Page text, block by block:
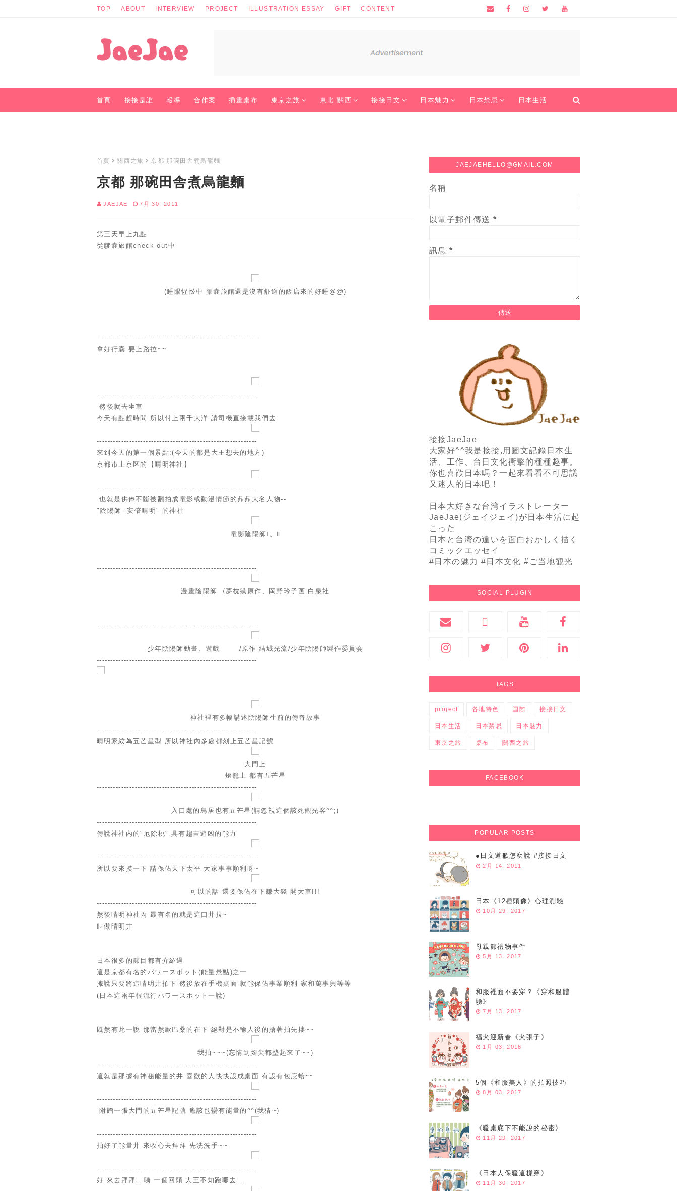
TOP ABOUT INTERVIEW PROJECT ILLUSTRATION ESSAY GIFT CONTENT
首頁 接接是誰 報導 合作案 插畫桌布 東京之旅 東北 關西 接接日文 日本魅力 日本禁忌 日本生活
首頁 關西之旅 京都 那碗田舎煮烏龍麵
京都 那碗田舎煮烏龍麵
JAEJAE 7月 30, 2011
第三天早上九點
從膠囊旅館check out中
(睡眼惺忪中 膠囊旅館還是沒有舒適的飯店來的好睡@@)
-----------------------------------------------------------
拿好行囊 要上路拉~~
-----------------------------------------------------------
然後就去坐車
今天有點趕時間 所以付上兩千大洋 請司機直接載我們去
-----------------------------------------------------------
來到今天的第一個景點:(今天的都是大王想去的地方)
京都市上京区的【晴明神社】
-----------------------------------------------------------
也就是供俸不斷被翻拍成電影或動漫情節的鼎鼎大名人物--
"陰陽師--安倍晴明" 的神社
電影陰陽師Ⅰ、Ⅱ
-----------------------------------------------------------
漫畫陰陽師 /夢枕獏原作、岡野玲子画 白泉社
-----------------------------------------------------------
少年陰陽師動畫、遊戲 /原作 結城光流/少年陰陽師製作委員会
-----------------------------------------------------------
神社裡有多幅講述陰陽師生前的傳奇故事
-----------------------------------------------------------
晴明家紋為五芒星型 所以神社內多處都刻上五芒星記號
大門上
燈籠上 都有五芒星
-----------------------------------------------------------
入口處的鳥居也有五芒星(請忽視這個該死觀光客^^;)
-----------------------------------------------------------
傳說神社內的"厄除桃" 具有趨吉避凶的能力
-----------------------------------------------------------
所以要來摸一下 請保佑天下太平 大家事事順利呀~
可以的話 還要保佑在下賺大錢 開大車!!!
-----------------------------------------------------------
然後晴明神社內 最有名的就是這口井拉~
叫做晴明井
日本很多的節目都有介紹過
這是京都有名的パワースポット(能量景點)之一
據說只要將這晴明井拍下 然後放在手機桌面 就能保佑事業順利 家和萬事興等等
(日本這兩年很流行パワースポット一說)
既然有此一說 那當然歐巴桑的在下 絕對是不輸人後的搶著拍先摟~~
我拍~~~(忘情到腳尖都墊起來了~~)
-----------------------------------------------------------
這就是那據有神秘能量的井 喜歡的人快快設成桌面 有設有包庇蛤~~
-----------------------------------------------------------
附贈一張大門的五芒星記號 應該也蠻有能量的^^(我猜~)
-----------------------------------------------------------
拍好了能量井 來收心去拜拜 先洗洗手~~
-----------------------------------------------------------
好 來去拜拜...咦 一個回頭 大王不知跑哪去...
JAEJAEHELLO@GMAIL.COM
名稱
以電子郵件傳送*
訊息*
接接JaeJae
大家好^^我是接接,用圖文記錄日本生
活、工作、台日文化衝擊的種種趣事。
你也喜歡日本嗎？一起來看看不可思議
又迷人的日本吧！
日本大好きな台湾イラストレーター
JaeJae(ジェイジェイ)が日本生活に起
こった
日本と台湾の違いを面白おかしく描く
コミックエッセイ
#日本の魅力 #日本文化 #ご当地観光
SOCIAL PLUGIN
TAGS
project 各地特色 国際 接接日文
日本生活 日本禁忌 日本魅力
東京之旅 桌布 關西之旅
FACEBOOK
POPULAR POSTS
●日文道歉怎麼說 #接接日文
2月 14, 2011
日本《12種頭像》心理測驗
10月 29, 2017
母親節禮物事件
5月 13, 2017
和服裡面不要穿？《穿和服體
驗》
7月 13, 2017
福犬迎新春《犬張子》
1月 03, 2018
5個《和服美人》的拍照技巧
8月 03, 2017
《暖桌底下不能說的秘密》
11月 29, 2017
《日本人保暖這樣穿》
11月 30, 2017